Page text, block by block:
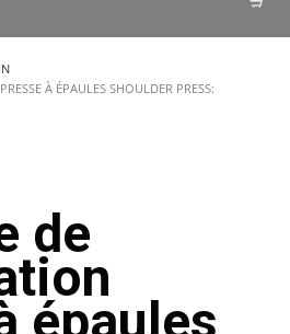
À ÉPAULES SHOULDER PRESS:
de
épaules